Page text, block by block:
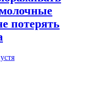
потерять